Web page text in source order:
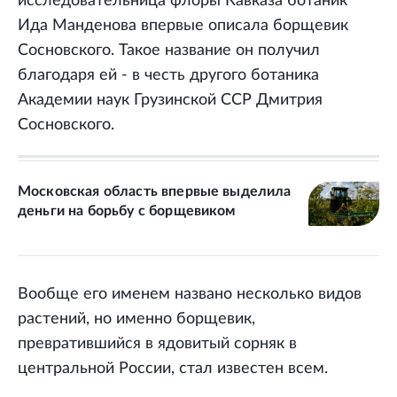
Ида Манденова впервые описала борщевик
Сосновского. Такое название он получил
благодаря ей - в честь другого ботаника
Академии наук Грузинской ССР Дмитрия
Сосновского.
Московская область впервые выделила
деньги на борьбу с борщевиком
Вообще его именем названо несколько видов
растений, но именно борщевик,
превратившийся в ядовитый сорняк в
центральной России, стал известен всем.